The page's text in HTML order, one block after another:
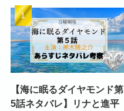
【海に眠るダイヤモンド第
5話ネタバレ】リナと進平